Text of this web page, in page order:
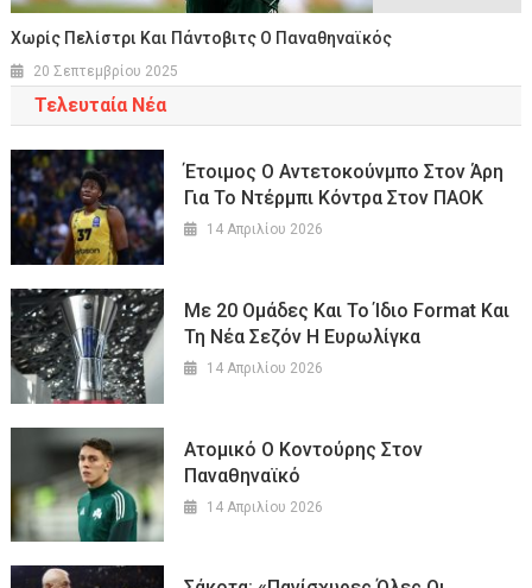
Χωρίς Πελίστρι Και Πάντοβιτς Ο Παναθηναϊκός
20 Σεπτεμβρίου 2025
Τελευταία Νέα
Έτοιμος Ο Αντετοκούνμπο Στον Άρη
Για Το Ντέρμπι Κόντρα Στον ΠΑΟΚ
14 Απριλίου 2026
Με 20 Ομάδες Και Το Ίδιο Format Και
Τη Νέα Σεζόν Η Ευρωλίγκα
14 Απριλίου 2026
Ατομικό Ο Κοντούρης Στον
Παναθηναϊκό
14 Απριλίου 2026